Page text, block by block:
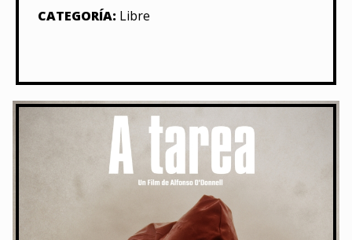
CATEGORÍA: Libre